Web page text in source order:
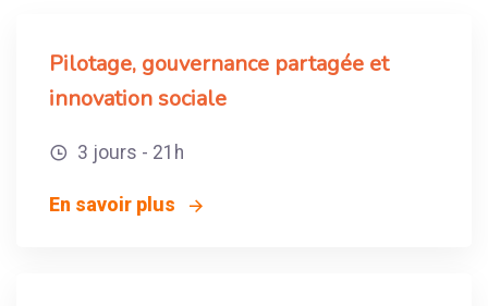
Pilotage, gouvernance partagée et
innovation sociale
3 jours - 21h
En savoir plus